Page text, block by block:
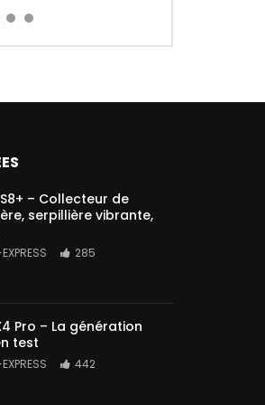
– Collecteur de
serpillière vibrante,
285
Pro – La génération
test
442